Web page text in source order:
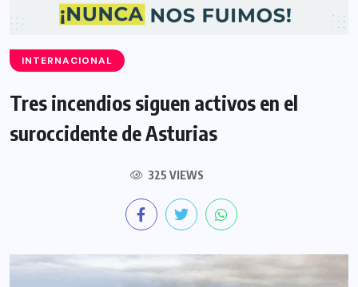
INTERNACIONAL
Tres incendios siguen activos en el
suroccidente de Asturias
325 VIEWS